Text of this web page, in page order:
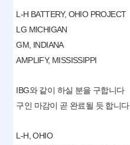
L-H BATTERY, OHIO PROJECT
LG MICHIGAN
GM, INDIANA
AMPLIFY, MISSISSIPPI
IBG와 같이 하실 분을 구합니다
구인 마감이 곧 완료될 듯 합니다.
L-H, OHIO